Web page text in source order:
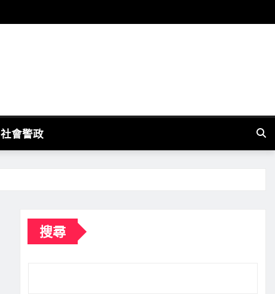
社會警政
搜尋